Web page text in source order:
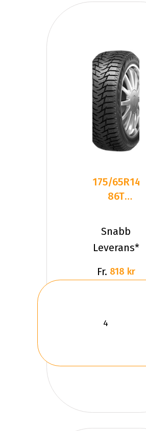
175/65R14
86T
BLAZER
WST3 FS
Snabb
Leverans*
Fr. 818 kr